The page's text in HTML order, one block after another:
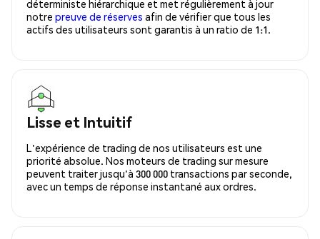
déterministe hiérarchique et met régulièrement à jour
notre preuve de réserves afin de vérifier que tous les
actifs des utilisateurs sont garantis à un ratio de 1:1.
Lisse et Intuitif
L'expérience de trading de nos utilisateurs est une
priorité absolue. Nos moteurs de trading sur mesure
peuvent traiter jusqu'à 300 000 transactions par seconde,
avec un temps de réponse instantané aux ordres.